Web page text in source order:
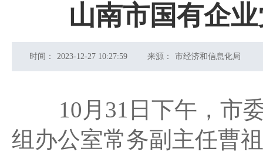
山南市国有企
时间： 2023-12-27 10:27:59 来源： 市经济和信息化局
10 月31日下午 ，市
组办公室常务副主任曹